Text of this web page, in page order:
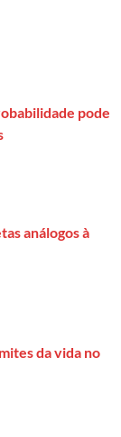
pode
análogos à
da vida no